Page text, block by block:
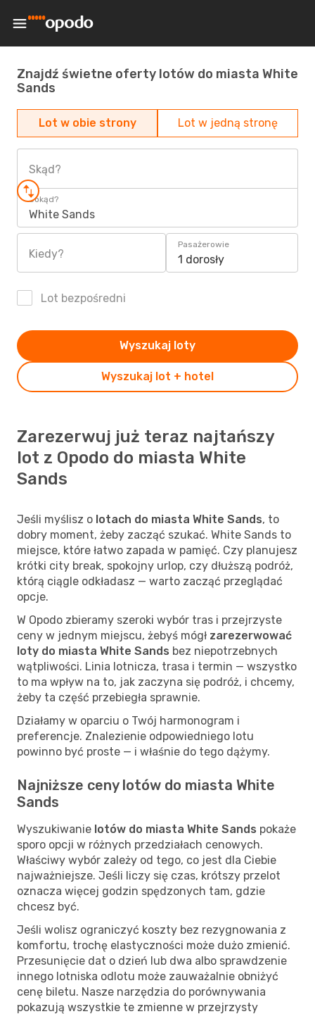
Znajdź świetne oferty lotów do miasta White
Sands
Lot w obie strony Lot w jedną stronę
Skąd?
Dokąd?
White Sands
Kiedy?
Pasażerowie
1 dorosły
Lot bezpośredni
Wyszukaj lot + hotel
Wyszukaj loty
Zarezerwuj już teraz najtańszy
lot z Opodo do miasta White
Sands
Jeśli myślisz o lotach do miasta White Sands, to
dobry moment, żeby zacząć szukać. White Sands to
miejsce, które łatwo zapada w pamięć. Czy planujesz
krótki city break, spokojny urlop, czy dłuższą podróż,
którą ciągle odkładasz — warto zacząć przeglądać
opcje.
W Opodo zbieramy szeroki wybór tras i przejrzyste
ceny w jednym miejscu, żebyś mógł zarezerwować
loty do miasta White Sands bez niepotrzebnych
wątpliwości. Linia lotnicza, trasa i termin — wszystko
to ma wpływ na to, jak zaczyna się podróż, i chcemy,
żeby ta część przebiegła sprawnie.
Działamy w oparciu o Twój harmonogram i
preferencje. Znalezienie odpowiedniego lotu
powinno być proste — i właśnie do tego dążymy.
Najniższe ceny lotów do miasta White
Sands
Wyszukiwanie lotów do miasta White Sands pokaże
sporo opcji w różnych przedziałach cenowych.
Właściwy wybór zależy od tego, co jest dla Ciebie
najważniejsze. Jeśli liczy się czas, krótszy przelot
oznacza więcej godzin spędzonych tam, gdzie
chcesz być.
Jeśli wolisz ograniczyć koszty bez rezygnowania z
komfortu, trochę elastyczności może dużo zmienić.
Przesunięcie dat o dzień lub dwa albo sprawdzenie
innego lotniska odlotu może zauważalnie obniżyć
cenę biletu. Nasze narzędzia do porównywania
pokazują wszystkie te zmienne w przejrzysty